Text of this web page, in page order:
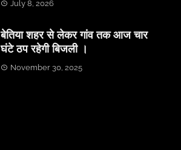
July 8, 2026
बेतिया शहर से लेकर गांव तक आज चार
घंटे ठप रहेगी बिजली ।
November 30, 2025